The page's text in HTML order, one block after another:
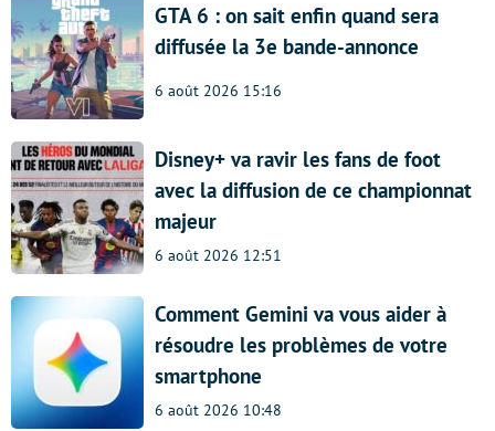
GTA 6 : on sait enfin quand sera
diffusée la 3e bande-annonce
6 août 2026 15:16
Disney+ va ravir les fans de foot
avec la diffusion de ce championnat
majeur
6 août 2026 12:51
Comment Gemini va vous aider à
résoudre les problèmes de votre
smartphone
6 août 2026 10:48